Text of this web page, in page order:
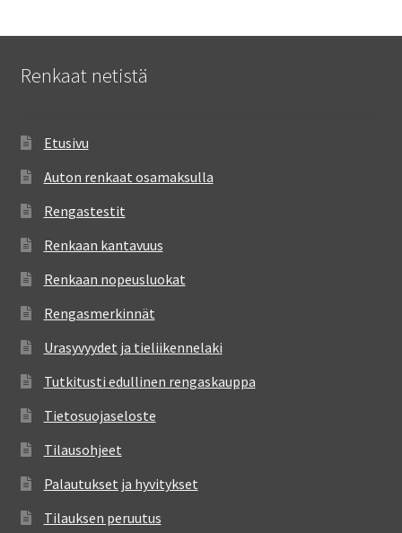
Renkaat netistä
Etusivu
Auton renkaat osamaksulla
Rengastestit
Renkaan kantavuus
Renkaan nopeusluokat
Rengasmerkinnät
Urasyvyydet ja tieliikennelaki
Tutkitusti edullinen rengaskauppa
Tietosuojaseloste
Tilausohjeet
Palautukset ja hyvitykset
Tilauksen peruutus